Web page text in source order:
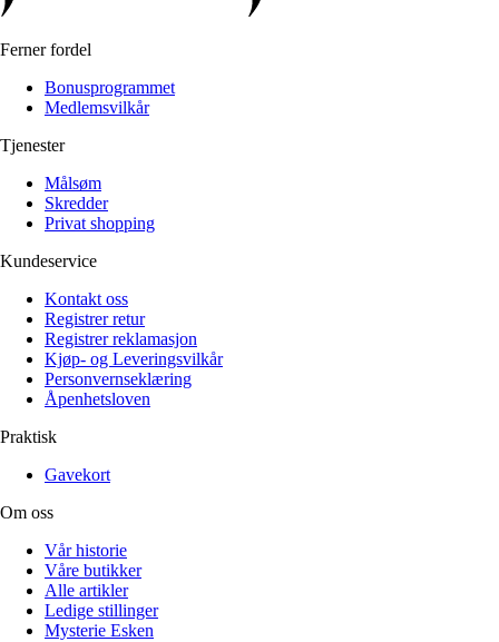
Ferner fordel
Bonusprogrammet
Medlemsvilkår
Tjenester
Målsøm
Skredder
Privat shopping
Kundeservice
Kontakt oss
Registrer retur
Registrer reklamasjon
Kjøp- og Leveringsvilkår
Personvernseklæring
Åpenhetsloven
Praktisk
Gavekort
Om oss
Vår historie
Våre butikker
Alle artikler
Ledige stillinger
Mysterie Esken